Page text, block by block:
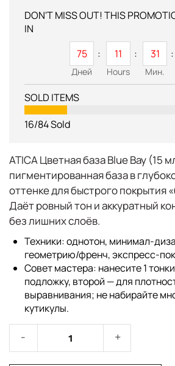
DON'T MISS OUT! THIS
IN
75
Дней
11
Hours
31
Мин.
SOLD ITEMS
16/84Sold
ATICA Цветная база Blue Bay (15
пигментированная база в
оттенке для быстрого покрытия
Даёт ровный тон и аккуратный
без лишних слоёв.
Техники:однотон, минимал-
геометрию/френч, экспресс-
Совет мастера: нанесите 1
подложку, второй — для
выравнивания; не набирайте
кутикулы.